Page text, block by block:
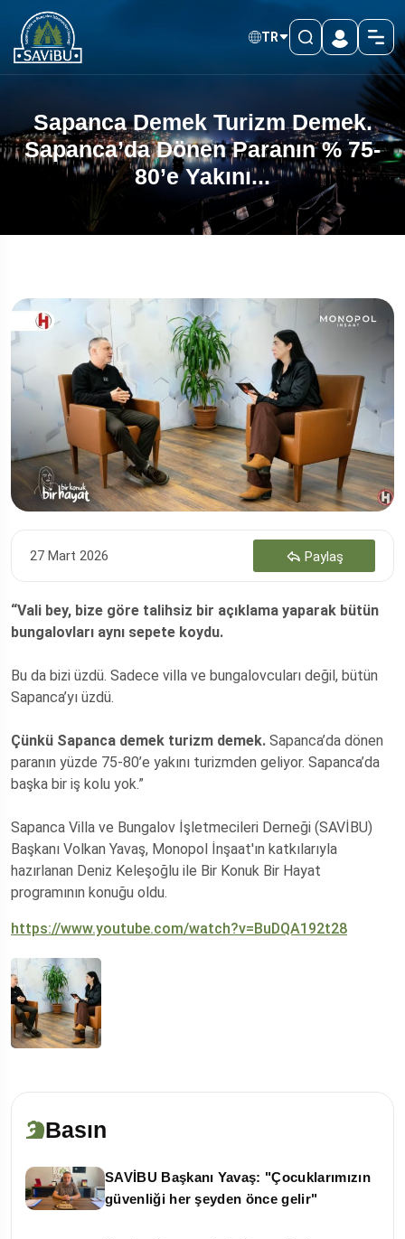
TR
Sapanca Demek Turizm Demek.
Sapanca’da Dönen Paranın % 75-
80’e Yakını...
27 Mart 2026 Paylaş
“Vali bey, bize göre talihsiz bir açıklama yaparak bütün
bungalovları aynı sepete koydu.
Bu da bizi üzdü. Sadece villa ve bungalovcuları değil, bütün
Sapanca’yı üzdü.
Çünkü Sapanca demek turizm demek. Sapanca’da dönen
paranın yüzde 75-80’e yakını turizmden geliyor. Sapanca’da
başka bir iş kolu yok.”
Sapanca Villa ve Bungalov İşletmecileri Derneği (SAVİBU)
Başkanı Volkan Yavaş, Monopol İnşaat'ın katkılarıyla
hazırlanan Deniz Keleşoğlu ile Bir Konuk Bir Hayat
programının konuğu oldu.
https://www.youtube.com/watch?v=BuDQA192t28
Basın
SAVİBU Başkanı Yavaş: "Çocuklarımızın
güvenliği her şeyden önce gelir"